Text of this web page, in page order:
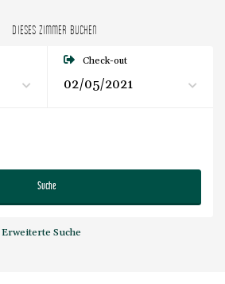
DIESES ZIMMER BUCHEN
Check-out
Suche
Erweiterte Suche